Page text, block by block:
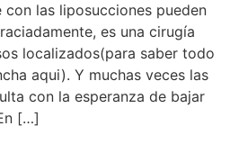
con las liposucciones pueden
es una cirugía
localizados(para saber todo
aqui). Y muchas veces las
con la esperanza de bajar
[…]